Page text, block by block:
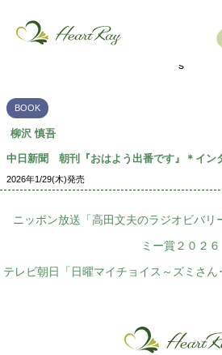
s
BOOK
柳沢 慎吾
中日新聞 朝刊『おはよう出番です』＊イン
2026年1/29(木)発売
ニッポン放送「高田文夫のラジオビバ
ミー賞２０２６
テレビ朝日「日曜マイチョイス～ズミさん